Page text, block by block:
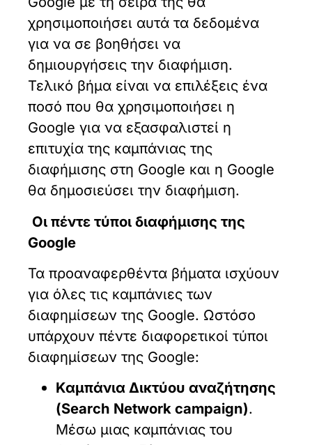
χρησιμοποιήσει αυτά τα δεδομένα
για να σε βοηθήσει να
δημιουργήσεις την διαφήμιση.
Τελικό βήμα είναι να επιλέξεις ένα
ποσό που θα χρησιμοποιήσει η
Google για να εξασφαλιστεί η
επιτυχία της καμπάνιας της
διαφήμισης στη Google και η Google
θα δημοσιεύσει την διαφήμιση.
Οι πέντε τύποι διαφήμισης της
Google
Τα προαναφερθέντα βήματα ισχύουν
για όλες τις καμπάνιες των
διαφημίσεων της Google. Ωστόσο
υπάρχουν πέντε διαφορετικοί τύποι
διαφημίσεων της Google:
Καμπάνια Δικτύου αναζήτησης
(Search Network campaign).
Μέσω μιας καμπάνιας του